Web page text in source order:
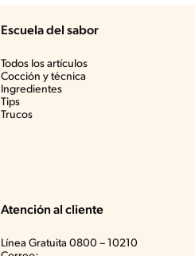
Escuela del sabor
Todos los artículos
Cocción y técnica
Ingredientes
Tips
Trucos
Atención al cliente
Línea Gratuita 0800 – 10210